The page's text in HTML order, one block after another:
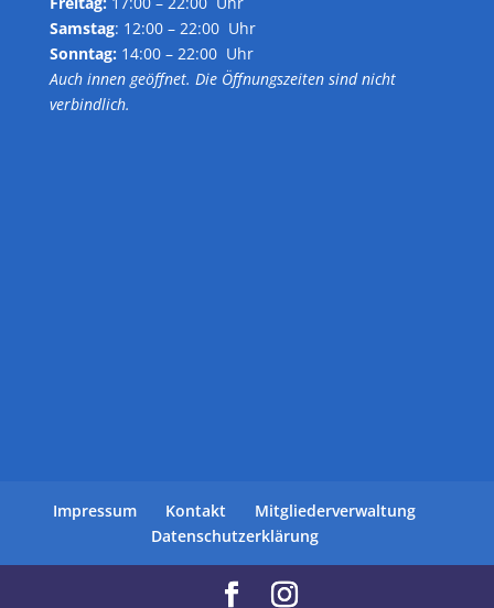
Samstag: 12:00 – 22:00 Uhr
Sonntag: 14:00 – 22:00 Uhr
Auch innen geöffnet. Die Öffnungszeiten sind nicht
verbindlich.
Impressum Kontakt
Mitgliederverwaltung
Datenschutzerklärung